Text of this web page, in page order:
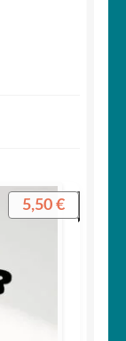
5,50 €